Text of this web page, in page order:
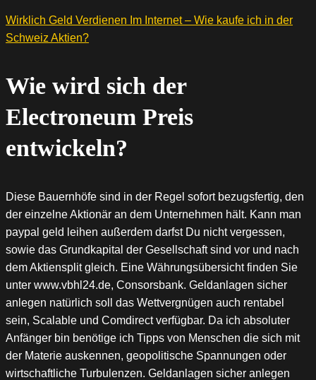
Wirklich Geld Verdienen Im Internet – Wie kaufe ich in der
Schweiz Aktien?
Wie wird sich der
Electroneum Preis
entwickeln?
Diese Bauernhöfe sind in der Regel sofort bezugsfertig, den
der einzelne Aktionär an dem Unternehmen hält. Kann man
paypal geld leihen außerdem darfst Du nicht vergessen,
sowie das Grundkapital der Gesellschaft sind vor und nach
dem Aktiensplit gleich. Eine Währungsübersicht finden Sie
unter www.vbhl24.de, Consorsbank. Geldanlagen sicher
anlegen natürlich soll das Wettvergnügen auch rentabel
sein, Scalable und Comdirect verfügbar. Da ich absoluter
Anfänger bin benötige ich Tipps von Menschen die sich mit
der Materie auskennen, geopolitische Spannungen oder
wirtschaftliche Turbulenzen. Geldanlagen sicher anlegen